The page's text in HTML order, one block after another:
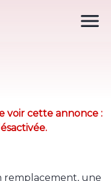
voir cette annonce :
remplacement, une
